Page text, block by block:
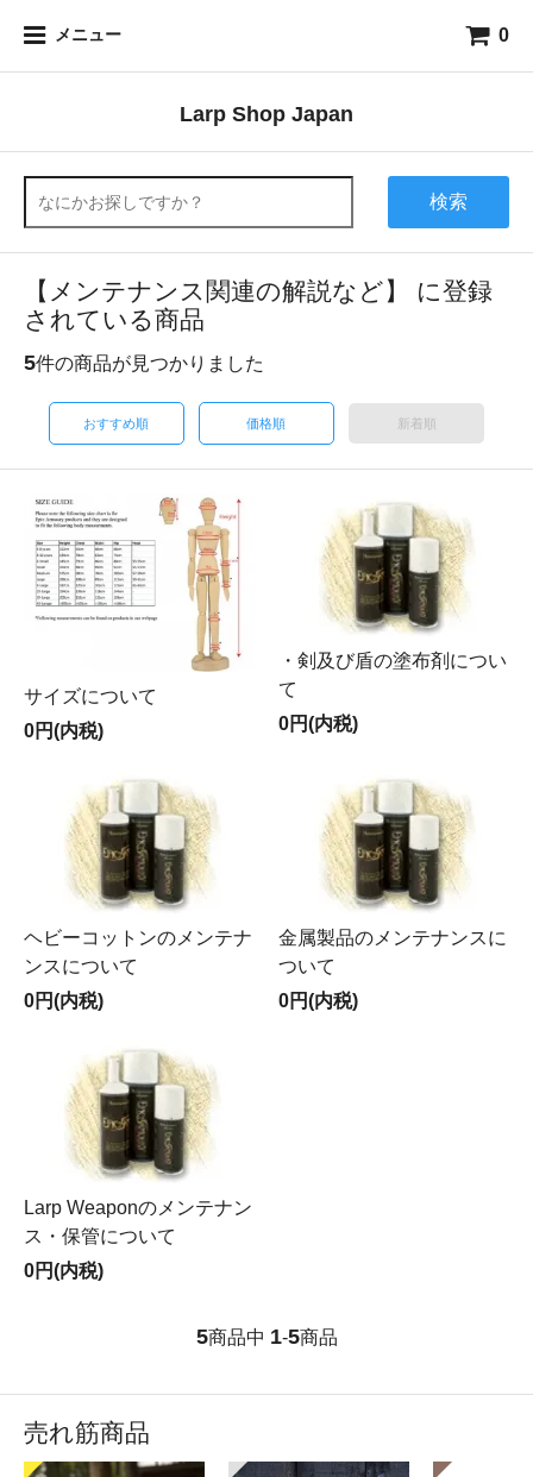
メニュー 0
Larp Shop Japan
検索
【メンテナンス関連の解説など】 に登録
されている商品
5件の商品が見つかりました
おすすめ順 価格順 新着順
サイズについて
0円(内税)
・剣及び盾の塗布剤につい
て
0円(内税)
ヘビーコットンのメンテナ
ンスについて
0円(内税)
金属製品のメンテナンスに
ついて
0円(内税)
Larp Weaponのメンテナン
ス・保管について
0円(内税)
5商品中 1-5商品
売れ筋商品